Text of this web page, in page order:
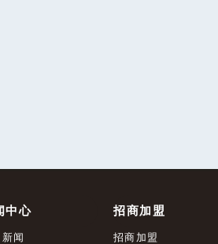
中心
闻
招商加盟
招商加盟